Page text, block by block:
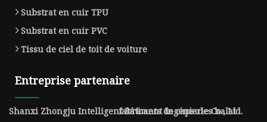
Substrat en cuir TPU
Substrat en cuir PVC
Tissu de ciel de toit de voiture
Entreprise partenaire
Shanxi Zhongju Intelligent Bâtiment Ingénierie Co., Ltd.
fabricants de capsules halal